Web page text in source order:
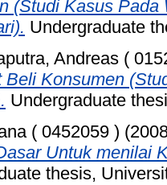
(Studi Kasus
Undergraduate
Andreas (
Beli Konsumen
Undergraduate
( 0452059 )
Untuk menilai
thesis,